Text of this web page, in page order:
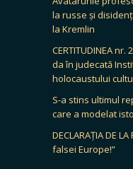
la russe și
la Kremlin
CERTITUDINEA
da în judecată
holocaustului
S-a stins ultimul
care a modelat
DECLARAȚIA DE
falsei Europe!”